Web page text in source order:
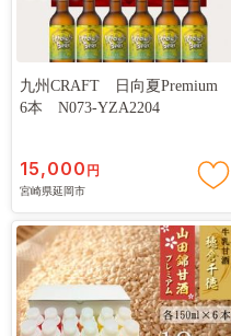
九州CRAFT 日向夏Premium
6本 N073-YZA2204
15,000 円
宮崎県延岡市